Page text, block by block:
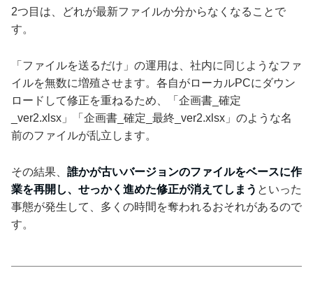
2つ目は、どれが最新ファイルか分からなくなることで
す。
「ファイルを送るだけ」の運用は、社内に同じようなファ
イルを無数に増殖させます。各自がローカルPCにダウン
ロードして修正を重ねるため、「企画書_確定
_ver2.xlsx」「企画書_確定_最終_ver2.xlsx」のような名
前のファイルが乱立します。
その結果、 誰かが古いバージョンのファイルをベースに作
業を再開し、せっかく進めた修正が消えてしまう といった
事態が発生して、多くの時間を奪われるおそれがあるので
す。